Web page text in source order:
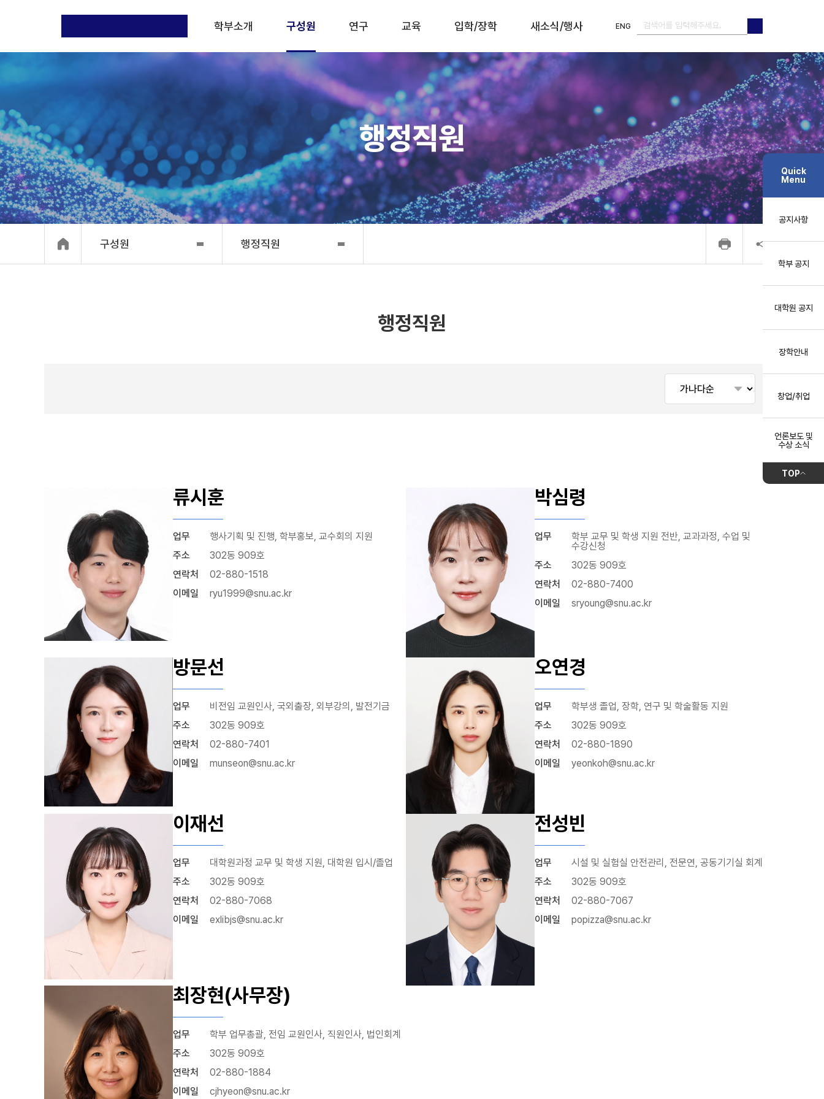
학부소개 구성원 연구 교육 입학/장학 새소식/행사 ENG
행정직원
구성원 행정직원
행정직원
류시훈
업무
행사기획 및 진행, 학부홍보, 교수회의 지원
주소
302동 909호
연락처
02-880-1518
이메일
ryu1999@snu.ac.kr
박심령
업무
학부 교무 및 학생 지원 전반, 교과과정, 수업 및
수강신청
주소
302동 909호
연락처
02-880-7400
이메일
sryoung@snu.ac.kr
방문선
업무
비전임 교원인사, 국외출장, 외부강의, 발전기금
주소
302동 909호
연락처
02-880-7401
이메일
munseon@snu.ac.kr
오연경
업무
학부생 졸업, 장학, 연구 및 학술활동 지원
주소
302동 909호
연락처
02-880-1890
이메일
yeonkoh@snu.ac.kr
이재선
업무
대학원과정 교무 및 학생 지원, 대학원 입시/졸업
주소
302동 909호
연락처
02-880-7068
이메일
exlibjs@snu.ac.kr
전성빈
업무
시설 및 실험실 안전관리, 전문연, 공동기기실 회계
주소
302동 909호
연락처
02-880-7067
이메일
popizza@snu.ac.kr
최장현(사무장)
업무
학부 업무총괄, 전임 교원인사, 직원인사, 법인회계
주소
302동 909호
연락처
02-880-1884
이메일
cjhyeon@snu.ac.kr
Quick
Menu
공지사항
학부 공지
대학원 공지
장학안내
창업/취업
언론보도 및
수상 소식
TOP